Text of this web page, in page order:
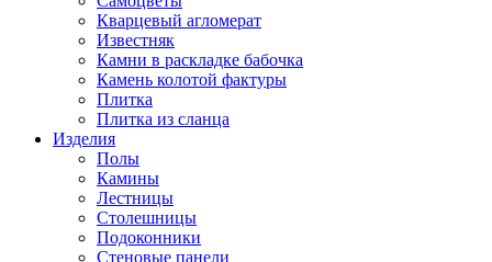
Кварцевый агломерат
Известняк
Камни в раскладке бабочка
Камень колотой фактуры
Плитка
Плитка из сланца
Изделия
Полы
Камины
Лестницы
Столешницы
Подоконники
Стеновые панели